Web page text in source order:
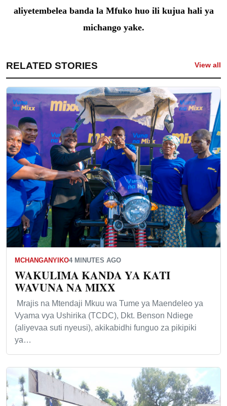
aliyetembelea banda la Mfuko huo ili kujua hali ya
michango yake.
RELATED STORIES View all
MCHANGANYIKO4 MINUTES AGO
WAKULIMA KANDA YA KATI
WAVUNA NA MIXX
Mrajis na Mtendaji Mkuu wa Tume ya Maendeleo ya
Vyama vya Ushirika (TCDC), Dkt. Benson Ndiege
(aliyevaa suti nyeusi), akikabidhi funguo za pikipiki
ya…